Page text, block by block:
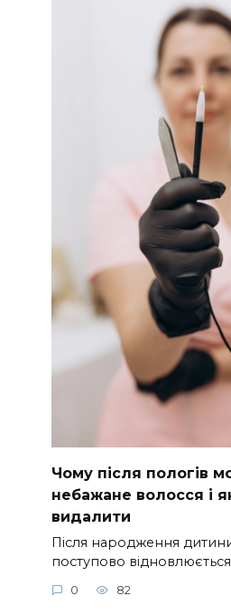
Чому після пологів
небажане волосся і
видалити
Після народження дитини
поступово відновлюється.
0 82